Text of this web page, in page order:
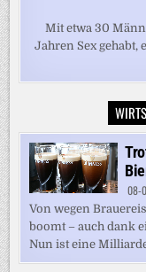
Mit etwa 30
Jahren Sex gehabt,
08-
Von wegen
boomt – auch dank
Nun ist eine